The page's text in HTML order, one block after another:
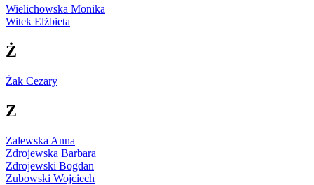
Wielichowska Monika
Witek Elżbieta
Ż
Żak Cezary
Z
Zalewska Anna
Zdrojewska Barbara
Zdrojewski Bogdan
Zubowski Wojciech